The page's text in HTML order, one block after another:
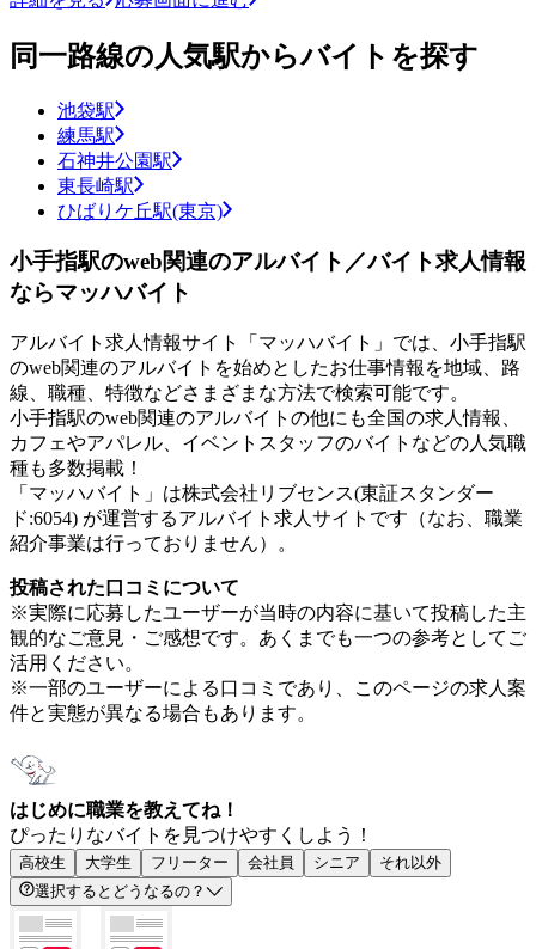
同一路線の人気駅からバイトを探す
池袋駅
練馬駅
石神井公園駅
東長崎駅
ひばりケ丘駅(東京)
小手指駅のweb関連のアルバイト／バイト求人情報
ならマッハバイト
アルバイト求人情報サイト「マッハバイト」では、小手指駅
のweb関連のアルバイトを始めとしたお仕事情報を地域、路
線、職種、特徴などさまざまな方法で検索可能です。
小手指駅のweb関連のアルバイトの他にも全国の求人情報、
カフェやアパレル、イベントスタッフのバイトなどの人気職
種も多数掲載！
「マッハバイト」は株式会社リブセンス(東証スタンダー
ド:6054) が運営するアルバイト求人サイトです（なお、職業
紹介事業は行っておりません）。
投稿された口コミについて
※実際に応募したユーザーが当時の内容に基いて投稿した主
観的なご意見・ご感想です。あくまでも一つの参考としてご
活用ください。
※一部のユーザーによる口コミであり、このページの求人案
件と実態が異なる場合もあります。
はじめに職業を教えてね！
ぴったりなバイトを見つけやすくしよう！
高校生 大学生 フリーター 会社員 シニア
それ以外
選択するとどうなるの？